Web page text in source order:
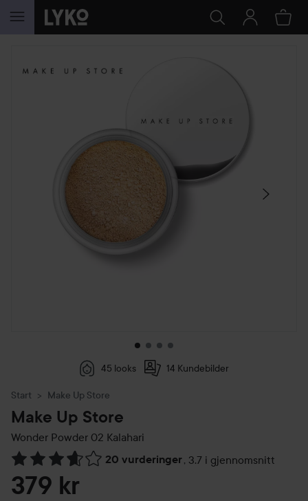
GÅ TIL INNHOLD
45 looks 14 Kundebilder
Start Make Up Store
Make Up Store
Wonder Powder 02 Kalahari
20 vurderinger, 3.7 i gjennomsnitt
Gå til Vurderinger & anmeldelser
379 kr